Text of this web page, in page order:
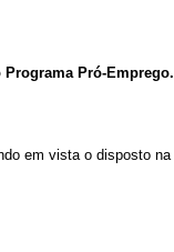
Programa Pró-Emprego.
em vista o disposto na